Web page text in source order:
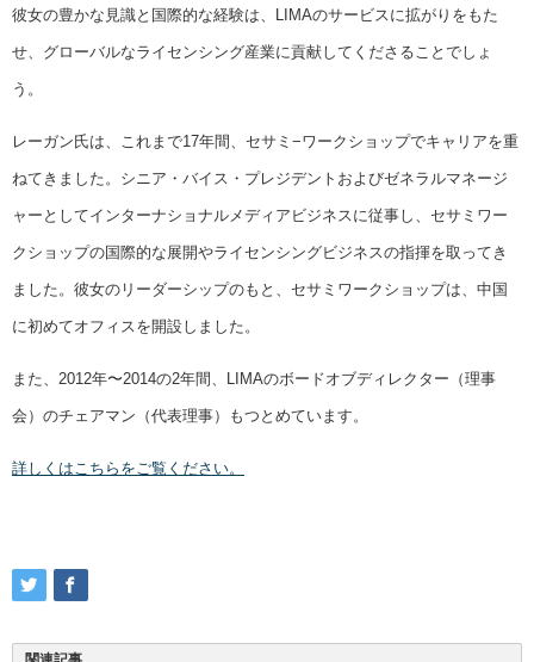
彼女の豊かな見識と国際的な経験は、LIMAのサービスに拡がりをもた
せ、グローバルなライセンシング産業に貢献してくださることでしょ
う。
レーガン氏は、これまで17年間、セサミ−ワークショップでキャリアを重
ねてきました。シニア・バイス・プレジデントおよびゼネラルマネージ
ャーとしてインターナショナルメディアビジネスに従事し、セサミワー
クショップの国際的な展開やライセンシングビジネスの指揮を取ってき
ました。彼女のリーダーシップのもと、セサミワークショップは、中国
に初めてオフィスを開設しました。
また、2012年〜2014の2年間、LIMAのボードオブディレクター（理事
会）のチェアマン（代表理事）もつとめています。
詳しくはこちらをご覧ください。